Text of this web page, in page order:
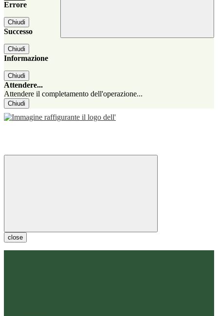
Errore
Chiudi
Successo
Chiudi
Informazione
Chiudi
Attendere...
Attendere il completamento dell'operazione...
Chiudi
close